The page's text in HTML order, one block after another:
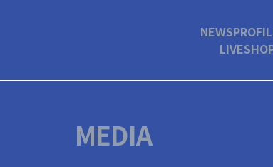
NEWS
LIVE
MEDIA